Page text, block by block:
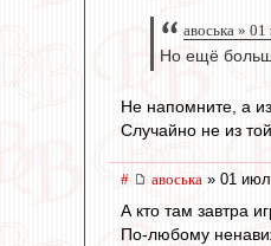
авоська »
Но ещё
Не напомните, а
Случайно не из
# авоська » 01
А кто там завтра
По-любому